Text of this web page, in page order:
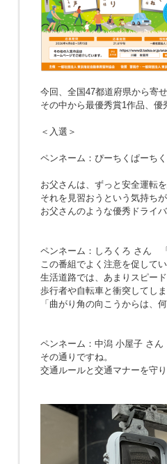
今回、全国47都道府県から寄
その中から最優秀賞1作品、
＜入選＞
ペンネーム：ぴーちくぱーち
お父さんは、ずっと安全運転
それを見習おうという気持ち
お父さんのような優秀ドライ
ペンネーム：しろくろ さん
この番組でよく注意を促してい
生活道路では、あまりスピー
歩行者や自転車と衝突してし
「曲がり角の向こうからは、
ペンネーム：中潟 小屋子 さ
その通りですね。
交通ルールと交通マナーを守